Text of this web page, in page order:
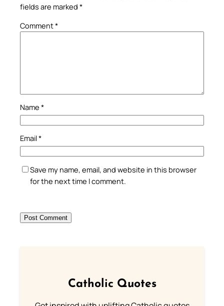
fields are marked *
Comment*
Name *
Email*
Save my name, email, and website in this browser
for the next time I comment.
Catholic Quotes